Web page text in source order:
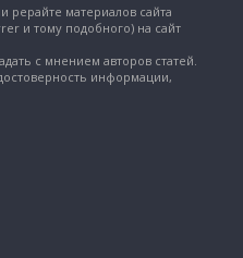
рерайте материалов сайта
и тому подобного) на сайт
с мнением авторов статей.
информации,